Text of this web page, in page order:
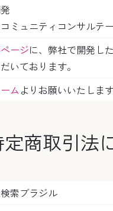
ミュニティコンサルテ
ージに、弊社で開発し
いております。
ム よりお願いいたします
商取引法
索ブラジル